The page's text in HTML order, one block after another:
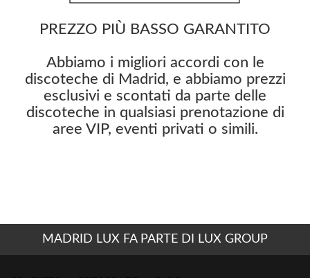
PREZZO PIÙ BASSO GARANTITO
Abbiamo i migliori accordi con le
discoteche di Madrid, e abbiamo prezzi
esclusivi e scontati da parte delle
discoteche in qualsiasi prenotazione di
aree VIP, eventi privati o simili.
MADRID LUX FA PARTE DI LUX GROUP